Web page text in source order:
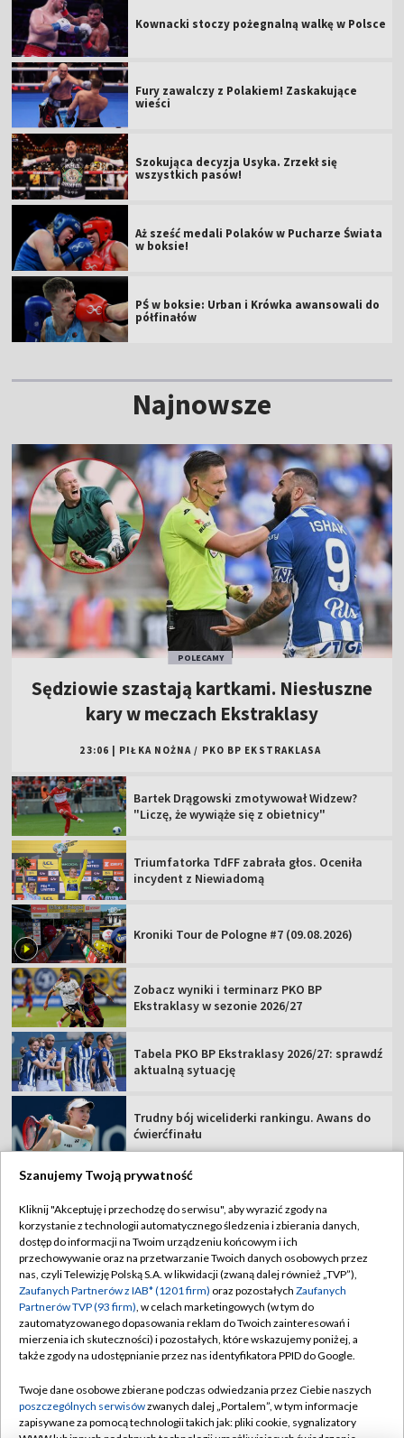
Kownacki stoczy pożegnalną walkę w Polsce
Fury zawalczy z Polakiem! Zaskakujące
wieści
Szokująca decyzja Usyka. Zrzekł się
wszystkich pasów!
Aż sześć medali Polaków w Pucharze Świata
w boksie!
PŚ w boksie: Urban i Krówka awansowali do
półfinałów
Najnowsze
POLECAMY
Sędziowie szastają kartkami. Niesłuszne
kary w meczach Ekstraklasy
23:06 PIŁKA NOŻNA / PKO BP EKSTRAKLASA
Bartek Drągowski zmotywował Widzew?
"Liczę, że wywiąże się z obietnicy"
Triumfatorka TdFF zabrała głos. Oceniła
incydent z Niewiadomą
Kroniki Tour de Pologne #7 (09.08.2026)
Zobacz wyniki i terminarz PKO BP
Ekstraklasy w sezonie 2026/27
Tabela PKO BP Ekstraklasy 2026/27: sprawdź
aktualną sytuację
Trudny bój wiceliderki rankingu. Awans do
ćwierćfinału
TVP
Abonament TVP
Sklep TVP
Biuro Reklamy
Oferta Handlowa
Emisja w TVP
Rada Programowa
Regulamin TVP
Polityka prywatności
Moje zgody
Biuro reklamy
Kanały
Szanujemy Twoją prywatność
Kliknij "Akceptuję i przechodzę do serwisu", aby wyrazić zgody na
korzystanie z technologii automatycznego śledzenia i zbierania danych,
dostęp do informacji na Twoim urządzeniu końcowym i ich
przechowywanie oraz na przetwarzanie Twoich danych osobowych przez
nas, czyli Telewizję Polską S.A. w likwidacji (zwaną dalej również „TVP”),
Zaufanych Partnerów z IAB* (1201 firm) oraz pozostałych Zaufanych
Partnerów TVP (93 firm), w celach marketingowych (w tym do
zautomatyzowanego dopasowania reklam do Twoich zainteresowań i
mierzenia ich skuteczności) i pozostałych, które wskazujemy poniżej, a
także zgody na udostępnianie przez nas identyfikatora PPID do Google.
Twoje dane osobowe zbierane podczas odwiedzania przez Ciebie naszych
poszczególnych serwisówzwanych dalej „Portalem”, w tym informacje
zapisywane za pomocą technologii takich jak: pliki cookie, sygnalizatory